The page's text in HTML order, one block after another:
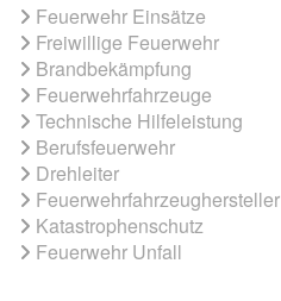
Feuerwehr Einsätze
Freiwillige Feuerwehr
Brandbekämpfung
Feuerwehrfahrzeuge
Technische Hilfeleistung
Berufsfeuerwehr
Drehleiter
Feuerwehrfahrzeughersteller
Katastrophenschutz
Feuerwehr Unfall